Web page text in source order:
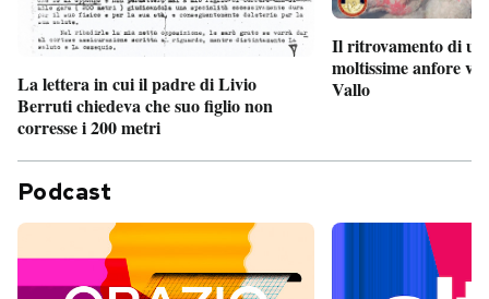
La lettera in cui il padre di Livio
Berruti chiedeva che suo figlio non
corresse i 200 metri
Il ritrovamento di
moltissime anfore
Vallo
Podcast